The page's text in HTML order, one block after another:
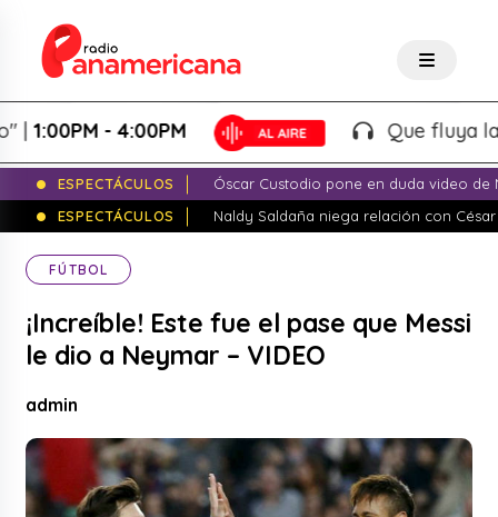
- 4:00PM Que fluya la
ESPECTÁCULOS
Óscar Custodio pone en duda video de
ESPECTÁCULOS
Naldy Saldaña niega relación con
FÚTBOL
¡Increíble! Este fue el pase que Messi
le dio a Neymar – VIDEO
admin